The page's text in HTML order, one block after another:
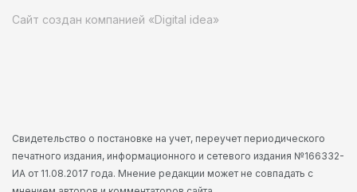
Сайт создан компанией «Digital idea»
Свидетельство о постановке на учет, переучет периодического
печатного издания, информационного и сетевого издания №166332-
ИА от 11.08.2017 года. Мнение редакции может не совпадать с